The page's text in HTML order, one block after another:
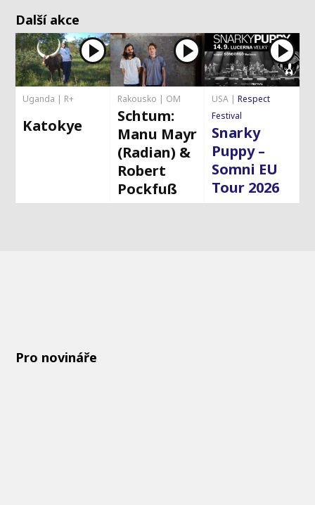
Další akce
Uganda | R+
Katokye
Rakousko | OM
Schtum:
Manu Mayr
(Radian) &
Robert
Pockfuß
USA |Respect
Festival
Snarky
Puppy –
Somni EU
Tour 2026
Pro novináře